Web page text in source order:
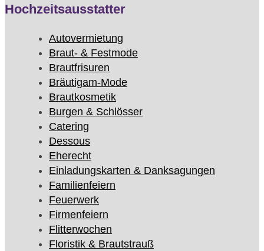
Hochzeitsausstatter
Autovermietung
Braut- & Festmode
Brautfrisuren
Bräutigam-Mode
Brautkosmetik
Burgen & Schlösser
Catering
Dessous
Eherecht
Einladungskarten & Danksagungen
Familienfeiern
Feuerwerk
Firmenfeiern
Flitterwochen
Floristik & Brautstrauß